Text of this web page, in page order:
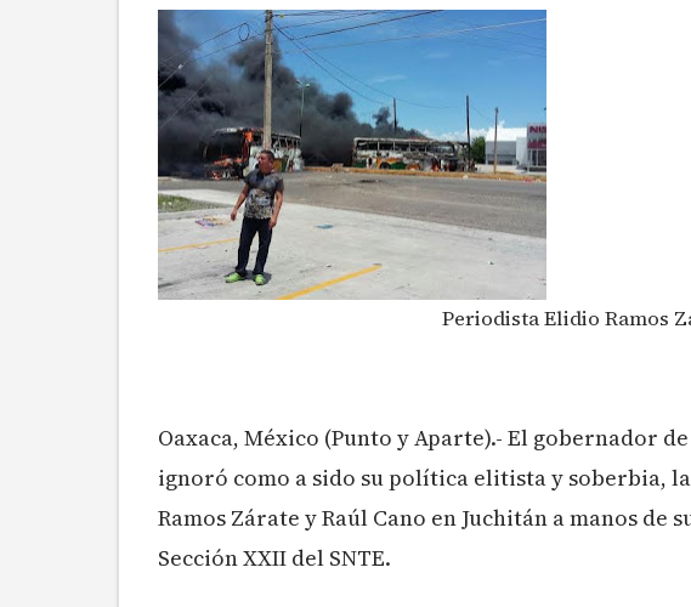
Periodista Elidio Ramos
Oaxaca, México (Punto y Aparte).- El gobernador
ignoró como a sido su política elitista y soberbia,
Ramos Zárate y Raúl Cano en Juchitán a manos de
Sección XXII del SNTE.